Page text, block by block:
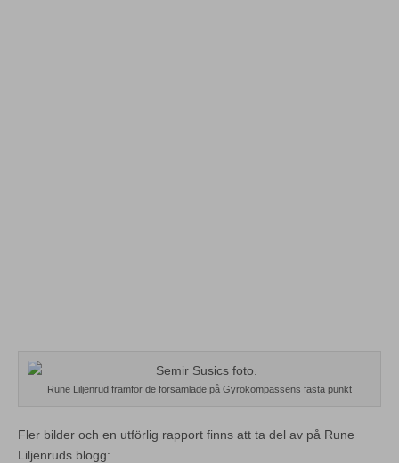
Rune Liljenrud framför de församlade på Gyrokompassens fasta punkt
Fler bilder och en utförlig rapport finns att ta del av på Rune
Liljenruds blogg: